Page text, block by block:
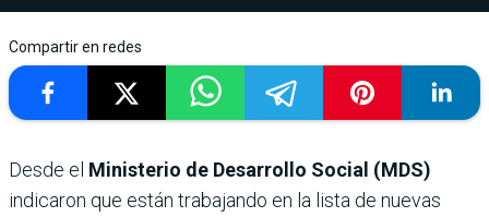
Compartir en redes
Desde el Ministerio de Desarrollo Social (MDS)
indicaron que están trabajando en la lista de nuevas